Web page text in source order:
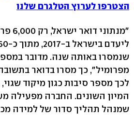
הצטרפו לערוץ הטלגרם שלנו
שנמסרו באותה שנה. מדובר
מפרומיל", כך מסרו בדואר
לכך מספר סיבות כגון מיקוד
המיון השונים. החברה מפעילה
שמנהל תהליך סדור של למידה